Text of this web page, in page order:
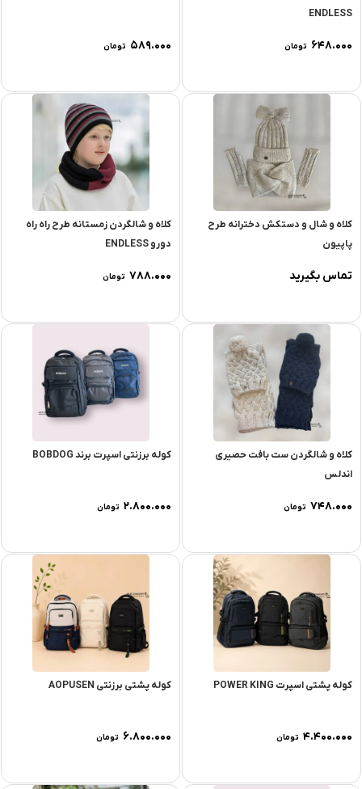
ENDLESS
۶۴۸.۰۰۰ تومان ۵۸۹.۰۰۰ تومان
کلاه و شال و دستکش دخترانه طرح
پاپیون
تماس بگیرید
کلاه و شالگردن زمستانه طرح راه راه
دورو ENDLESS
۷۸۸.۰۰۰ تومان
کلاه و شالگردن ست بافت حصیری
اندلس
۷۴۸.۰۰۰ تومان
کوله برزنتی اسپرت برند BOBDOG
۲.۸۰۰.۰۰۰ تومان
کوله پشتی اسپرت POWER KING
۴.۴۰۰.۰۰۰ تومان
کوله پشتی برزنتی AOPUSEN
۶.۸۰۰.۰۰۰ تومان